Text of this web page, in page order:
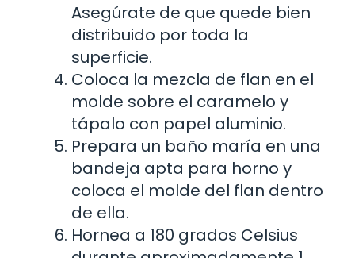
Asegúrate de que quede bien
distribuido por toda la
superficie.
Coloca la mezcla de flan en el
molde sobre el caramelo y
tápalo con papel aluminio.
Prepara un baño maría en una
bandeja apta para horno y
coloca el molde del flan dentro
de ella.
Hornea a 180 grados Celsius